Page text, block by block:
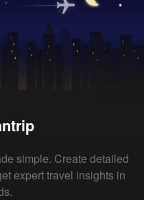
simple. Create detailed
expert travel insights in